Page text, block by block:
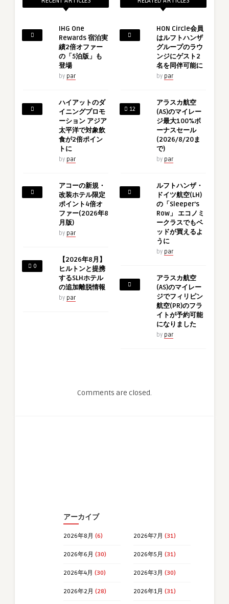
IHG One
Rewards 宿泊実
績2倍オファー
の「5泊版」も
登場
by par
ハイアットのダ
イニングプロモ
ーション アジア
太平洋で対象飲
食が2倍ポイン
トに
by par
アコーの新規・
改装ホテル限定
ポイント4倍オ
ファー(2026年8
月版)
by par
0
【2026年8月】
ヒルトンと提携
するSLHホテル
の追加離脱情報
by par
HON Circle会員
はルフトハンザ
グループのラウ
ンジにゲスト2
名を同伴可能に
by par
12
アラスカ航空
(AS)のマイレー
ジ最大100%ボ
ーナスセール
(2026/8/20ま
で)
by par
ルフトハンザ・
ドイツ航空(LH)
の「Sleeper’s
Row」 エコノミ
ークラスでもベ
ッドが買えるよ
うに
by par
アラスカ航空
(AS)のマイレー
ジでフィリピン
航空(PR)のフラ
イトが予約可能
になりました
by par
Comments are closed.
アーカイブ
2026年8月 (6) 2026年7月 (31)
2026年6月 (30) 2026年5月 (31)
2026年4月 (30) 2026年3月 (30)
2026年2月 (28) 2026年1月 (31)